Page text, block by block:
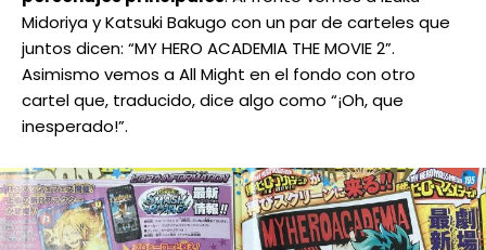
Midoriya y Katsuki Bakugo con un par de carteles que
juntos dicen: “MY HERO ACADEMIA THE MOVIE 2”.
Asimismo vemos a All Might en el fondo con otro
cartel que, traducido, dice algo como “¡Oh, que
inesperado!”.